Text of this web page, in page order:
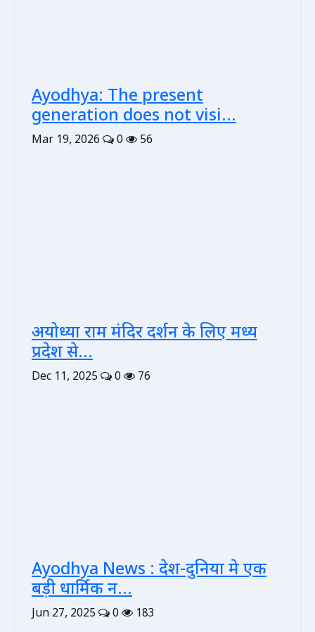
Ayodhya: The present
generation does not visi...
Mar 19, 2026 0 56
अयोध्या राम मंदिर दर्शन के लिए मध्य
प्रदेश से...
Dec 11, 2025 0 76
Ayodhya News : देश-दुनिया मे एक
बड़ी धार्मिक न...
Jun 27, 2025 0 183